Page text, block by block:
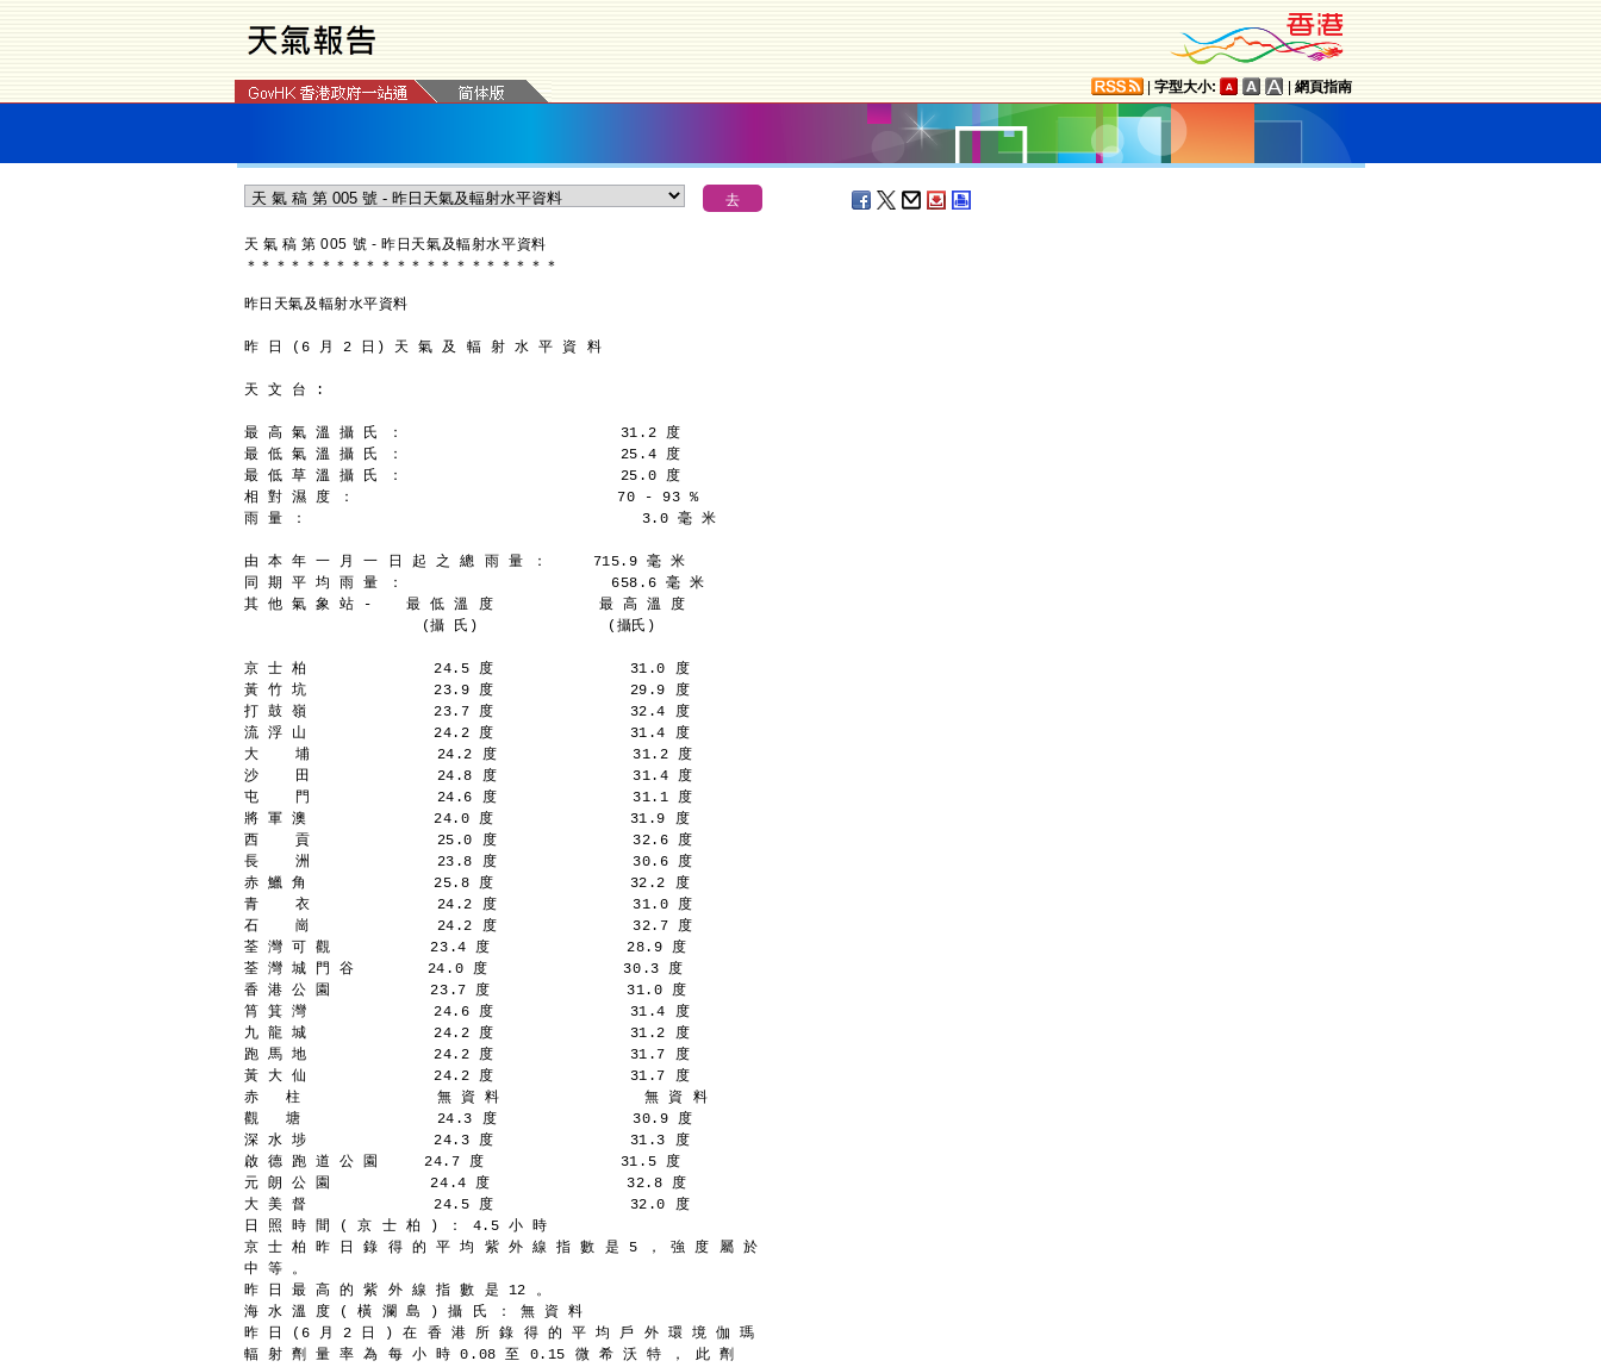
字型大小: 網頁指南
天 氣 稿 第 005 號 - 昨日天氣及輻射水平資料
＊ ＊ ＊ ＊ ＊ ＊ ＊ ＊ ＊ ＊ ＊ ＊ ＊ ＊ ＊ ＊ ＊ ＊ ＊ ＊ ＊
昨日天氣及輻射水平資料
昨 日 (6 月 2 日) 天 氣 及 輻 射 水 平 資 料
天 文 台 :
最 高 氣 溫 攝 氏 ：                        31.2 度
最 低 氣 溫 攝 氏 ：                        25.4 度
最 低 草 溫 攝 氏 ：                        25.0 度
相 對 濕 度 ：                             70 - 93 %
雨 量 ：                                     3.0 毫 米
由 本 年 一 月 一 日 起 之 總 雨 量 ：     715.9 毫 米
同 期 平 均 雨 量 ：                       658.6 毫 米
其 他 氣 象 站 - 　 最 低 溫 度 　         最 高 溫 度
(攝 氏)　　 　   　 　 (攝氏)
京 士 柏              24.5 度               31.0 度
黃 竹 坑              23.9 度               29.9 度
打 鼓 嶺              23.7 度               32.4 度
流 浮 山              24.2 度               31.4 度
大    埔              24.2 度               31.2 度
沙    田              24.8 度               31.4 度
屯    門              24.6 度               31.1 度
將 軍 澳              24.0 度               31.9 度
西    貢              25.0 度               32.6 度
長    洲              23.8 度               30.6 度
赤 鱲 角              25.8 度               32.2 度
青    衣              24.2 度               31.0 度
石    崗              24.2 度               32.7 度
荃 灣 可 觀           23.4 度               28.9 度
荃 灣 城 門 谷        24.0 度               30.3 度
香 港 公 園           23.7 度               31.0 度
筲 箕 灣              24.6 度               31.4 度
九 龍 城              24.2 度               31.2 度
跑 馬 地              24.2 度               31.7 度
黃 大 仙              24.2 度               31.7 度
赤   柱               無 資 料                無 資 料
觀   塘               24.3 度               30.9 度
深 水 埗              24.3 度               31.3 度
啟 德 跑 道 公 園     24.7 度               31.5 度
元 朗 公 園           24.4 度               32.8 度
大 美 督              24.5 度               32.0 度
日 照 時 間 ( 京 士 柏 ) ： 4.5 小 時
京 士 柏 昨 日 錄 得 的 平 均 紫 外 線 指 數 是 5 ， 強 度 屬 於
中 等 。
昨 日 最 高 的 紫 外 線 指 數 是 12 。
海 水 溫 度 ( 橫 瀾 島 ) 攝 氏 ： 無 資 料
昨 日 (6 月 2 日 ) 在 香 港 所 錄 得 的 平 均 戶 外 環 境 伽 瑪
輻 射 劑 量 率 為 每 小 時 0.08 至 0.15 微 希 沃 特 ， 此 劑